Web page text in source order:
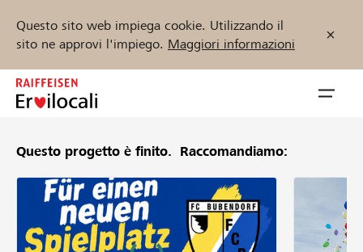
Questo sito web impiega cookie. Utilizzando il
sito ne approvi l'impiego. Maggiori informazioni
Zum
Inhalt
Trova progetti e organizzazioni
Questo progetto è finito. Raccomandiamo: